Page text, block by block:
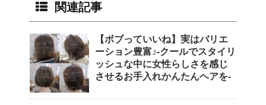
関連記事
【ボブっていいね】実はバリエ
ーション豊富♪-クールでスタイリ
ッシュな中に女性らしさを感じ
させるお手入れかんたんヘアを-